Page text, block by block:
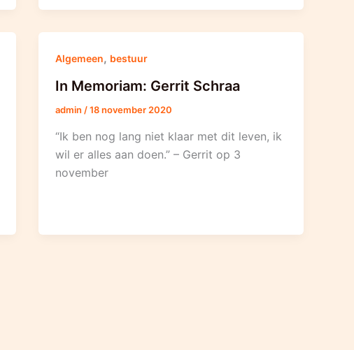
Algemeen, bestuur
In Memoriam: Gerrit Schraa
admin /18 november 2020
“Ik ben nog lang niet klaar met dit leven, ik
wil er alles aan doen.” – Gerrit op 3
november